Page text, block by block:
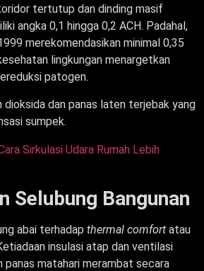
tertutup dan dinding masif
angka 0,1 hingga 0,2 ACH. Padahal,
merekomendasikan minimal 0,35
lingkungan menargetkan
patogen.
dioksida dan panas laten terjebak yang
sumpek.
Sirkulasi Udara Rumah Lebih
Selubung Bangunan
abai terhadap thermal comfort atau
insulasi atap dan ventilasi
panas matahari merambat secara